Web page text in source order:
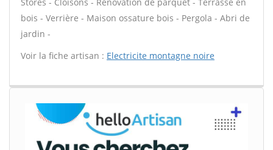
bois - Verrière - Maison ossature bois - Pergola - Abri de
jardin -
Voir la fiche artisan : Electricite montagne noire